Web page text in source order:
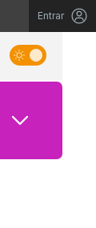
Entrar